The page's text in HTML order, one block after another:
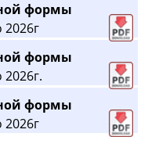
формы
2026г
формы
2026г.
формы
2026г